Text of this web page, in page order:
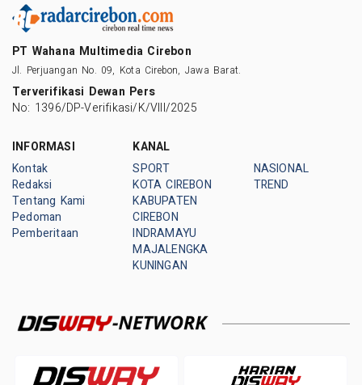
PT Wahana Multimedia Cirebon
Jl. Perjuangan No. 09, Kota Cirebon, Jawa Barat.
Terverifikasi Dewan Pers
No: 1396/DP-Verifikasi/K/VIII/2025
INFORMASI
Kontak
Redaksi
Tentang Kami
Pedoman
Pemberitaan
KANAL
SPORT
KOTA CIREBON
KABUPATEN
CIREBON
INDRAMAYU
MAJALENGKA
KUNINGAN
NASIONAL
TREND